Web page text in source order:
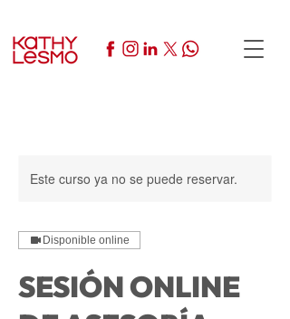
Este curso ya no se puede reservar.
Disponible online
SESIÓN ONLINE